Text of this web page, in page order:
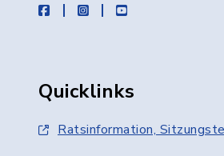
facebookinstagramyoutube
Quicklinks
Ratsinformation,